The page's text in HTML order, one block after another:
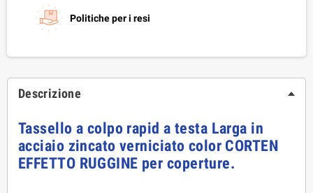
Politiche per i resi
Descrizione
Tassello a colpo rapid a testa Larga in
acciaio zincato verniciato color CORTEN
EFFETTO RUGGINE per coperture.